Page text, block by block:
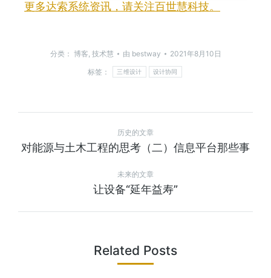
更多达索系统资讯，请关注百世慧科技。
分类： 博客, 技术慧 由 bestway
2021年8月10日
标签：
三维设计 设计协同
历史的文章
对能源与土木工程的思考（二）信息平台那些事
未来的文章
让设备“延年益寿”
Related Posts